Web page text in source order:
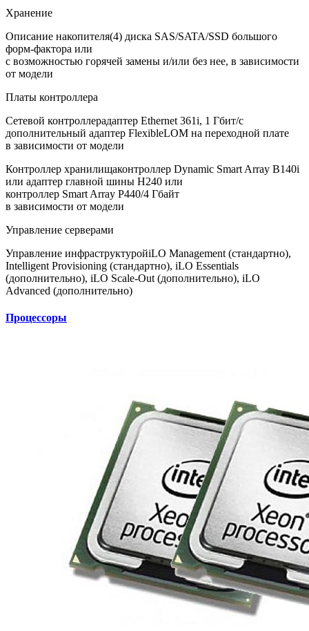
Хранение
Описание накопителя(4) диска SAS/SATA/SSD большого
форм-фактора или
с возможностью горячей замены и/или без нее, в зависимости
от модели
Платы контроллера
Сетевой контроллерадаптер Ethernet 361i, 1 Гбит/с
дополнительный адаптер FlexibleLOM на переходной плате
в зависимости от модели
Контроллер хранилищаконтроллер Dynamic Smart Array B140i
или адаптер главной шины H240 или
контроллер Smart Array P440/4 Гбайт
в зависимости от модели
Управление серверами
Управление инфраструктуройiLO Management (стандартно),
Intelligent Provisioning (стандартно), iLO Essentials
(дополнительно), iLO Scale-Out (дополнительно), iLO
Advanced (дополнительно)
Процессоры